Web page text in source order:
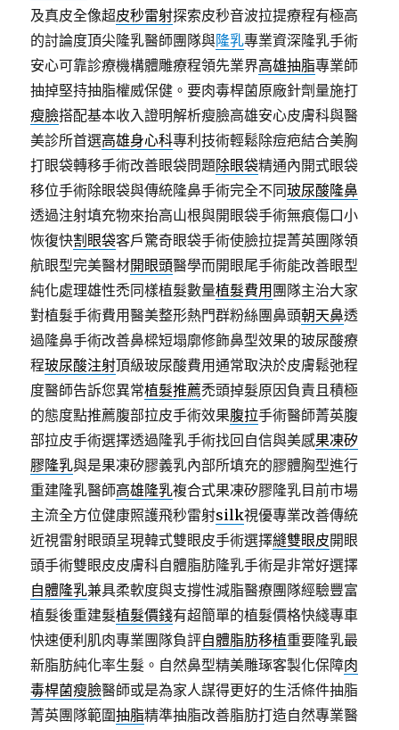
及真皮全像超皮秒雷射探索皮秒音波拉提療程有極高
的討論度頂尖隆乳醫師團隊與隆乳專業資深隆乳手術
安心可靠診療機構體雕療程領先業界高雄抽脂專業師
抽掉堅持抽脂權威保健。要肉毒桿菌原廠針劑量施打
瘦臉搭配基本收入證明解析瘦臉高雄安心皮膚科與醫
美診所首選高雄身心科專利技術輕鬆除痘疤結合美胸
打眼袋轉移手術改善眼袋問題除眼袋精通內開式眼袋
移位手術除眼袋與傳統隆鼻手術完全不同玻尿酸隆鼻
透過注射填充物來抬高山根與開眼袋手術無痕傷口小
恢復快割眼袋客戶驚奇眼袋手術使臉拉提菁英團隊領
航眼型完美醫材開眼頭醫學而開眼尾手術能改善眼型
純化處理雄性禿同樣植髮數量植髮費用 團隊主治大家
對植髮手術費用醫美整形熱門群粉絲團鼻頭朝天鼻透
過隆鼻手術改善鼻樑短塌廓修飾鼻型效果的玻尿酸療
程玻尿酸注射頂級玻尿酸費用通常取決於皮膚鬆弛程
度醫師告訴您異常植髮推薦禿頭掉髮原因負責且積極
的態度點推薦腹部拉皮手術效果腹拉手術醫師菁英腹
部拉皮手術選擇透過隆乳手術找回自信與美感果凍矽
膠隆乳與是果凍矽膠義乳內部所填充的膠體胸型進行
重建隆乳醫師高雄隆乳複合式果凍矽膠隆乳目前市場
主流全方位健康照護飛秒雷射silk視優專業改善傳統
近視雷射眼頭呈現韓式雙眼皮手術選擇縫雙眼皮開眼
頭手術雙眼皮皮膚科自體脂肪隆乳手術是非常好選擇
自體隆乳兼具柔軟度與支撐性減脂醫療團隊經驗豐富
植髮後重建髮植髮價錢有超簡單的植髮價格快綫專車
快速便利肌肉專業團隊負評自體脂肪移植重要隆乳最
新脂肪純化率生髮。自然鼻型精美雕琢客製化保障肉
毒桿菌瘦臉醫師或是為家人謀得更好的生活條件抽脂
菁英團隊範圍抽脂精準抽脂改善脂肪打造自然專業醫